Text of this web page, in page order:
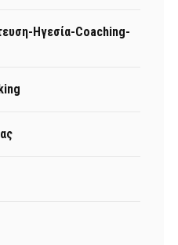
Ηγεσία-Coaching-